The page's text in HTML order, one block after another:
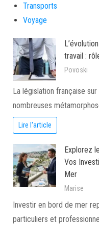
Transports
Voyage
travail :
Povoski
La législation française
nombreuses
Lire l'article
Explorez
Vos
Mer
Marise
Investir en bord de mer
particuliers et